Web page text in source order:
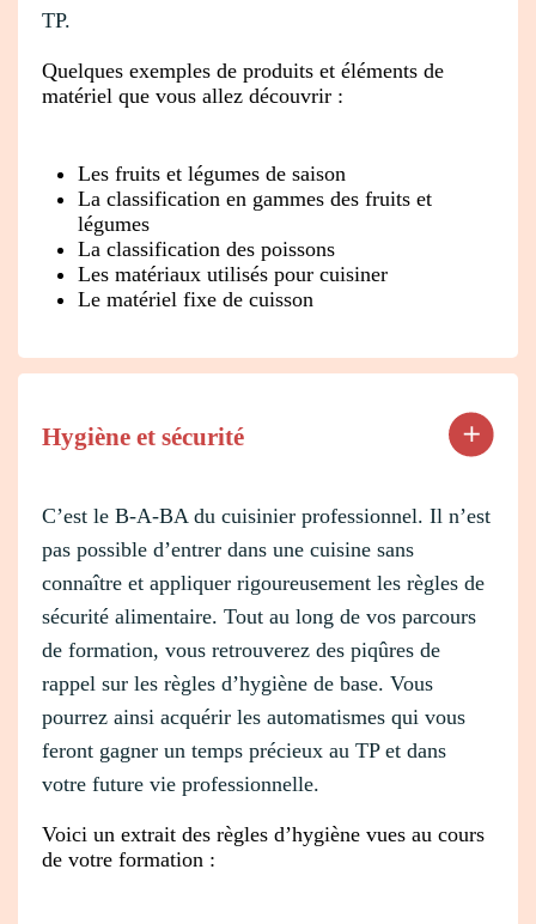
TP.
Quelques exemples de produits et éléments de
matériel que vous allez découvrir :
Les fruits et légumes de saison
La classification en gammes des fruits et
légumes
La classification des poissons
Les matériaux utilisés pour cuisiner
Le matériel fixe de cuisson
Hygiène et sécurité
C’est le B-A-BA du cuisinier professionnel. Il n’est
pas possible d’entrer dans une cuisine sans
connaître et appliquer rigoureusement les règles de
sécurité alimentaire. Tout au long de vos parcours
de formation, vous retrouverez des piqûres de
rappel sur les règles d’hygiène de base. Vous
pourrez ainsi acquérir les automatismes qui vous
feront gagner un temps précieux au TP et dans
votre future vie professionnelle.
Voici un extrait des règles d’hygiène vues au cours
de votre formation :